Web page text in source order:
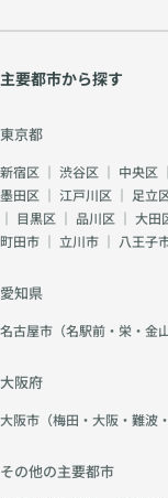
主要都市から探す
東京都
新宿区 ｜ 渋谷区 ｜ 中央区 ｜
墨田区 ｜ 江戸川区 ｜ 足立
｜ 目黒区 ｜ 品川区 ｜ 大田
町田市 ｜ 立川市 ｜ 八王子
愛知県
名古屋市（名駅前・栄・金山
大阪府
大阪市（梅田・大阪・難波
その他の主要都市